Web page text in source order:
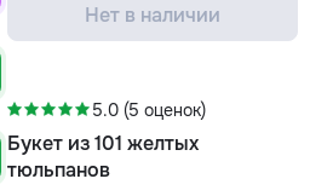
Нет в наличии
5.0 (5 оценок)
Букет из 101 желтых
тюльпанов